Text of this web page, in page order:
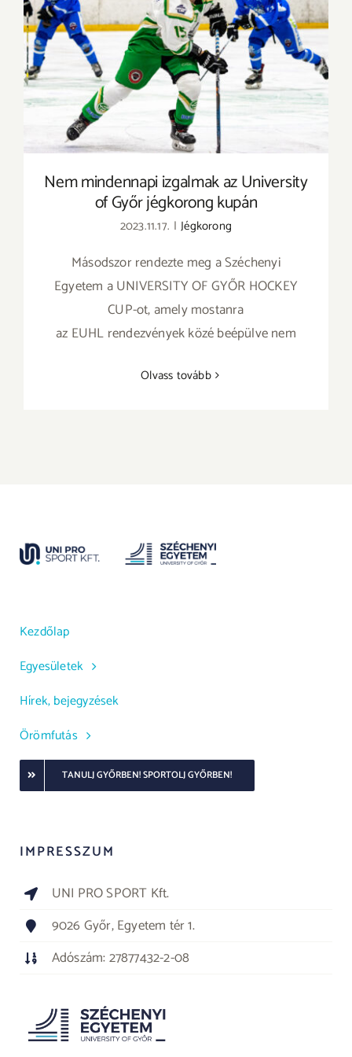
Nem mindennapi izgalmak az University of
Győr jégkorong kupán
Nem mindennapi izgalmak az University
of Győr jégkorong kupán
2023.11.17. | Jégkorong
Másodszor rendezte meg a Széchenyi
Egyetem a UNIVERSITY OF GYŐR HOCKEY
CUP-ot, amely mostanra
az EUHL rendezvények közé beépülve nem
Olvass tovább
Kezdőlap
Egyesületek
Hírek, bejegyzések
Örömfutás
TANULJ GYŐRBEN! SPORTOLJ GYŐRBEN!
IMPRESSZUM
UNI PRO SPORT Kft.
9026 Győr, Egyetem tér 1.
Adószám: 27877432-2-08